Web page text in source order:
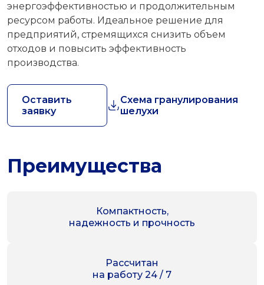
энергоэффективностью и продолжительным
ресурсом работы. Идеальное решение для
предприятий, стремящихся снизить объем
отходов и повысить эффективность
производства.
Оставить
заявку
Схема гранулирования
шелухи
Преимущества
Компактность,
надежность и прочность
Рассчитан
на работу 24 / 7